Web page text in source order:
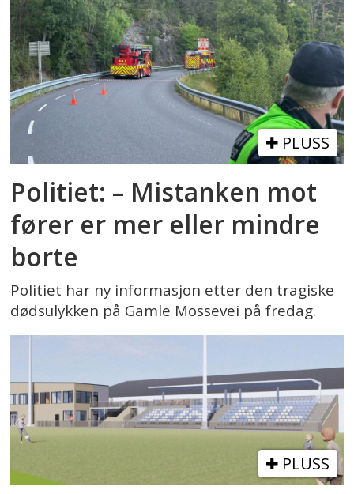
PLUSS
Politiet: – Mistanken mot
fører er mer eller mindre
borte
Politiet har ny informasjon etter den tragiske
dødsulykken på Gamle Mossevei på fredag.
PLUSS